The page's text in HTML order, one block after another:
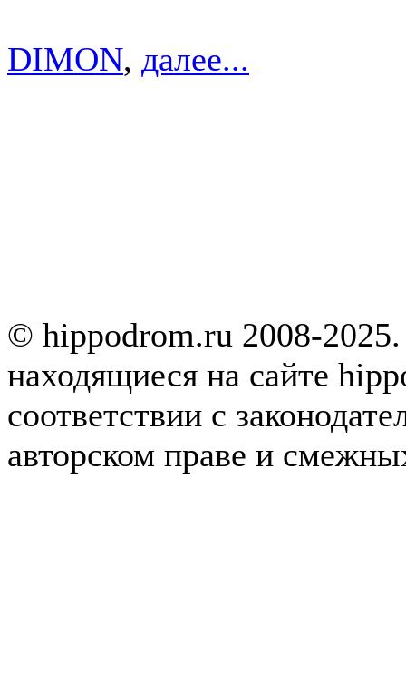
DIMON, далее...
© hippodrom.ru 2008-
находящиеся на сайте
соответствии с
авторском праве и